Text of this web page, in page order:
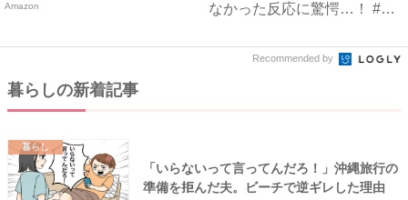
Amazon
なかった反応に驚愕…！ #
Recommended by
暮らしの新着記事
暮らし
「いらないって言ってんだろ！」沖縄旅行の
準備を拒んだ夫。ビーチで逆ギレした理由